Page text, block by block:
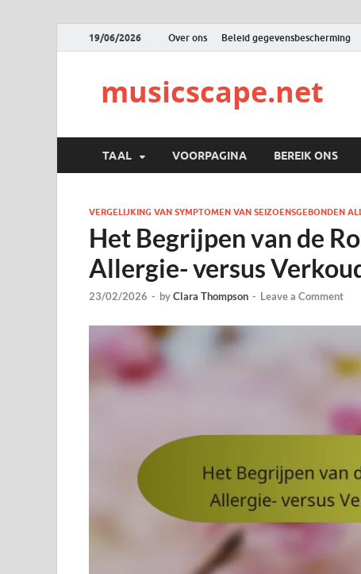
19/06/2026 Over ons Beleid gegevensbescherming
musicscape.net
TAAL VOORPAGINA BEREIK ONS
VERGELIJKING VAN SYMPTOMEN VAN SEIZOENSGEBONDEN
Het Begrijpen van de
Allergie- versus
23/02/2026 - byClara Thompson - Leave a Comment